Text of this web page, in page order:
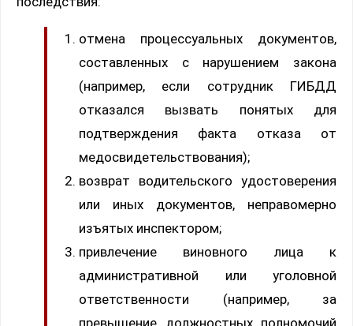
отмена процессуальных документов,
составленных с нарушением закона
(например, если сотрудник ГИБДД
отказался вызвать понятых для
подтверждения факта отказа от
медосвидетельствования);
возврат водительского удостоверения
или иных документов, неправомерно
изъятых инспектором;
привлечение виновного лица к
административной или уголовной
ответственности (например, за